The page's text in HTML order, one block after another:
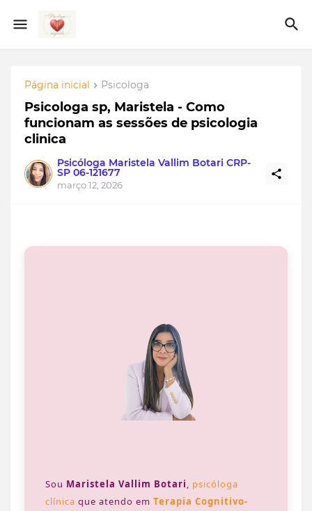
Página inicial Psicologa
Psicologa sp, Maristela - Como
funcionam as sessões de psicologia
clinica
Psicóloga Maristela Vallim Botari CRP-
SP 06-121677
março 12, 2026
Sou Maristela Vallim Botari, psicóloga
clínica que atendo em Terapia Cognitivo-